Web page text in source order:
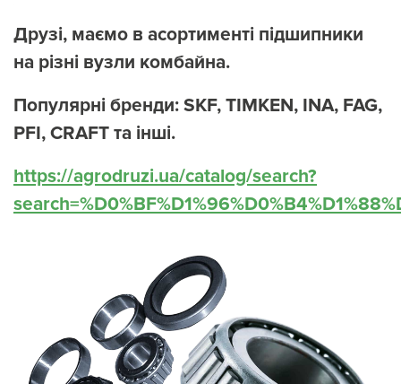
Друзі, маємо в асортименті підшипники
на різні вузли комбайна.
Популярні бренди: SKF, TIMKEN, INA, FAG,
PFI, CRAFT та інші.
https://agrodruzi.ua/catalog/search?